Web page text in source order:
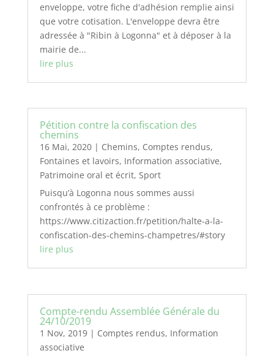
enveloppe, votre fiche d'adhésion remplie ainsi
que votre cotisation. L'enveloppe devra être
adressée à "Ribin à Logonna" et à déposer à la
mairie de...
lire plus
Pétition contre la confiscation des
chemins
16 Mai, 2020| Chemins, Comptes rendus,
Fontaines et lavoirs, Information associative,
Patrimoine oral et écrit, Sport
Puisqu’à Logonna nous sommes aussi
confrontés à ce problème :
https://www.citizaction.fr/petition/halte-a-la-
confiscation-des-chemins-champetres/#story
lire plus
Compte-rendu Assemblée Générale du
24/10/2019
1 Nov, 2019| Comptes rendus, Information
associative